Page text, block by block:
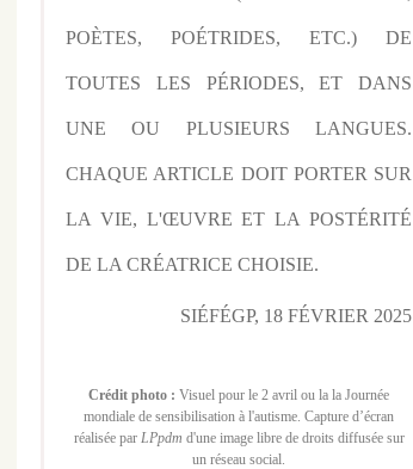
POÈTES, POÉTRIDES, ETC.) DE
TOUTES LES PÉRIODES, ET DANS
UNE OU PLUSIEURS LANGUES.
CHAQUE ARTICLE DOIT PORTER SUR
LA VIE, L'ŒUVRE ET LA POSTÉRITÉ
DE LA CRÉATRICE CHOISIE.
SIÉFÉGP, 18 FÉVRIER 2025
Crédit photo : Visuel pour le 2 avril ou la la Journée
mondiale de sensibilisation à l'autisme. Capture d’écran
réalisée par LPpdm d'une image libre de droits diffusée sur
un réseau social.